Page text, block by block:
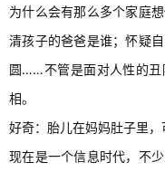
为什么会有那么多个家庭
清孩子的爸爸是谁；怀疑
圆……不管是面对人性的丑
相。
好奇：胎儿在妈妈肚子里，
现在是一个信息时代，不